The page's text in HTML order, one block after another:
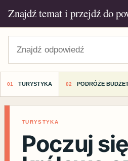
Znajdź temat i przejdź do
TURYSTYKA PODRÓŻE
TURYSTYKA
Poczuj